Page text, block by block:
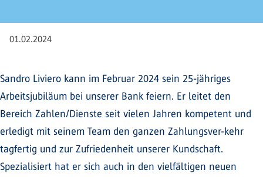
01.02.2024
Sandro Liviero kann im Februar 2024 sein 25-jähriges
Arbeitsjubiläum bei unserer Bank feiern. Er leitet den
Bereich Zahlen/Dienste seit vielen Jahren kompetent und
erledigt mit seinem Team den ganzen Zahlungsver-kehr
tagfertig und zur Zufriedenheit unserer Kundschaft.
Spezialisiert hat er sich auch in den vielfältigen neuen